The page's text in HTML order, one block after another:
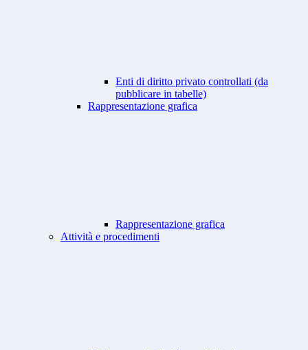
Enti di diritto privato controllati (da
pubblicare in tabelle)
Rappresentazione grafica
Rappresentazione grafica
Attività e procedimenti